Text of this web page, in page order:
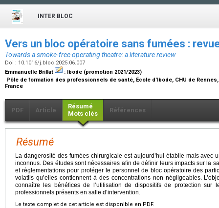
INTER BLOC
Vers un bloc opératoire sans fumées :
Towards a smoke-free operating theatre: a literature review
Doi : 10.1016/j.bloc.2025.06.007
Emmanuelle Brillat
: Ibode (promotion 2021/2023)
Pôle de formation des professionnels de santé, École d’Ibode, CHU de
France
PDF Article
Résumé
Mots clés
Références
Résumé
La dangerosité des fumées chirurgicale est aujourd’hui établie mais avec
inconnus. Des études sont nécessaires afin de définir leurs impacts sur la
et règlementations pour protéger le personnel de bloc opératoire des
volatils qu’elles contiennent à des concentrations non négligeables.
connaître les bénéfices de l’utilisation de dispositifs de protection sur
professionnels présents en salle d’intervention.
Le texte complet de cet article est disponible en PDF.